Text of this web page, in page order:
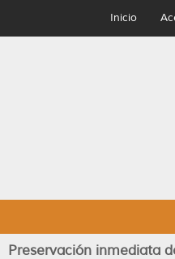
Inicio
Preservación inmediata